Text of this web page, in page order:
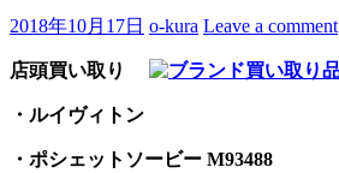
2018年10月17日 o-kura Leave a comment
店頭買い取り
・ルイヴィトン
・ポシェットソービー M93488